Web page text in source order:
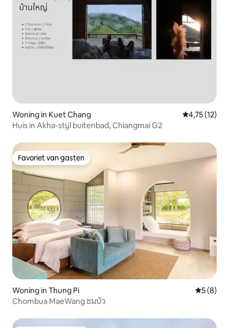
Woning in Kuet Chang Gemiddelde
4,75 (12)
Huis in Akha-stijl buitenbad, Chiangmai G2
Favoriet van gasten
Favoriet van gasten
Woning in Thung Pi
5 (8)
Chombua MaeWang ชมบัว